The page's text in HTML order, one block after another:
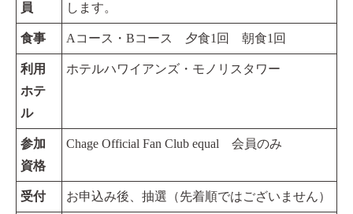
員
します。
食事 Aコース・Bコース 夕食1回 朝食1回
利用
ホテ
ル
ホテルハワイアンズ・モノリスタワー
参加
資格
Chage Official Fan Club equal 会員のみ
受付 お申込み後、抽選（先着順ではございません）